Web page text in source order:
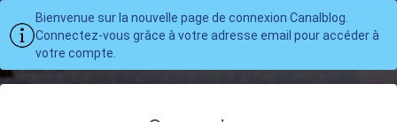
Bienvenue sur la nouvelle page de connexion Canalblog.
Connectez-vous grâce à votre adresse email pour accéder à
votre compte.